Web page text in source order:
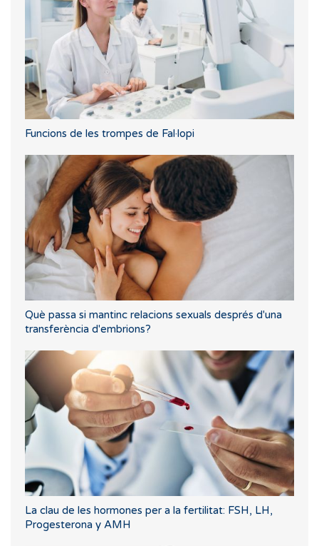
Funcions de les trompes de Fal·lopi
Què passa si mantinc relacions sexuals després d'una
transferència d'embrions?
La clau de les hormones per a la fertilitat: FSH, LH,
Progesterona y AMH